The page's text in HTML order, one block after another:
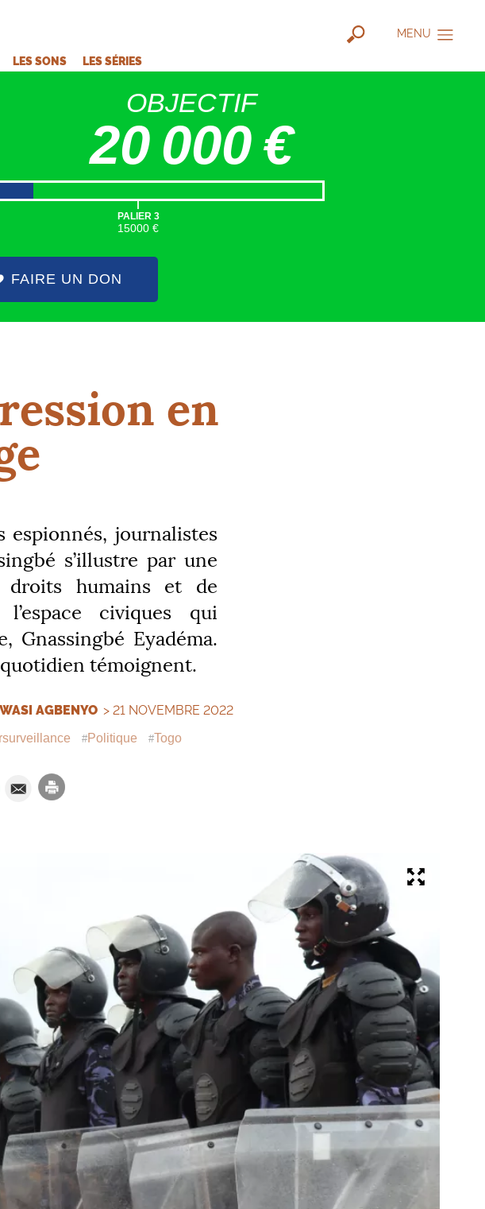
MENU
LES SONS LES SÉRIES
OBJECTIF
20 000 €
|
PALIER 3
15000 €
FAIRE UN DON
en
journalistes
s’illustre par une
droits humains et de
civiques qui
Eyadéma.
témoignent.
AGBENYO > 21 NOVEMBRE 2022
Politique Togo